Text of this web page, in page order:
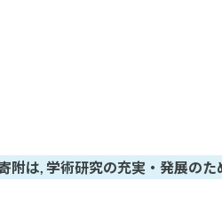
は, 学術研究の充実・発展の